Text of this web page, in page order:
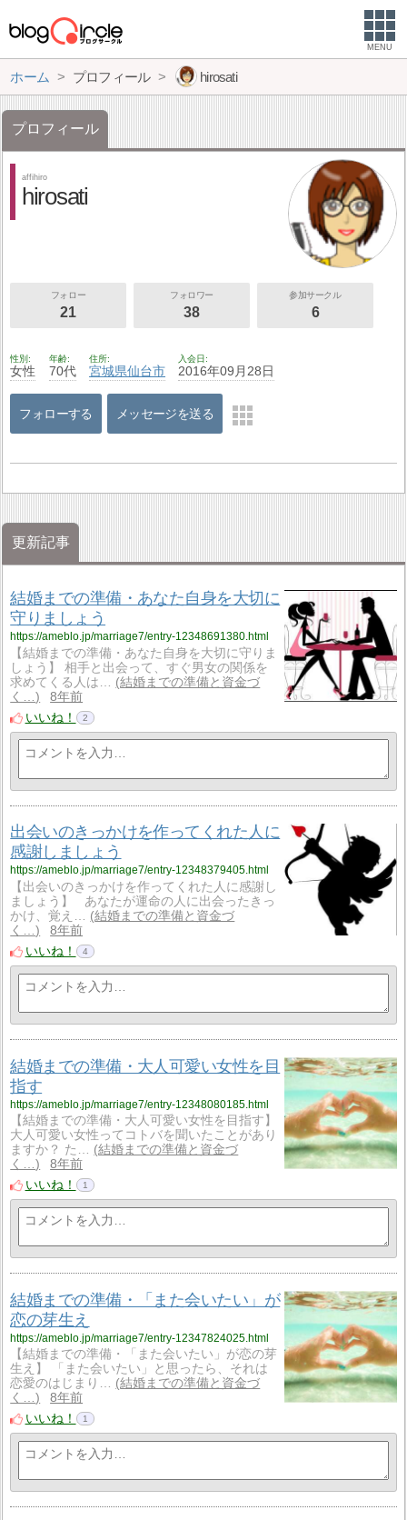
MENU
ホーム プロフィール hirosati
プロフィール
affihiro
hirosati
フォロー
21
フォロワー
38
参加サークル
6
性別
女性
年齢
70代
住所
宮城県仙台市
入会日
2016年09月28日
フォローする メッセージを送る
更新記事
結婚までの準備・あなた自身を大切に
守りましょう
https://ameblo.jp/marriage7/entry-12348691380.html
【結婚までの準備・あなた自身を大切に守りま
しょう】 相手と出会って、すぐ男女の関係を
求めてくる人は…
結婚までの準備と資金づ
く…
8年前
いいね！
2
出会いのきっかけを作ってくれた人に
感謝しましょう
https://ameblo.jp/marriage7/entry-12348379405.html
【出会いのきっかけを作ってくれた人に感謝し
ましょう】 あなたが運命の人に出会ったきっ
かけ、覚え…
結婚までの準備と資金づ
く…
8年前
いいね！
4
結婚までの準備・大人可愛い女性を目
指す
https://ameblo.jp/marriage7/entry-12348080185.html
【結婚までの準備・大人可愛い女性を目指す】
大人可愛い女性ってコトバを聞いたことがあり
ますか？ た…
結婚までの準備と資金づ
く…
8年前
いいね！
1
結婚までの準備・「また会いたい」が
恋の芽生え
https://ameblo.jp/marriage7/entry-12347824025.html
【結婚までの準備・「また会いたい」が恋の芽
生え】 「また会いたい」と思ったら、それは
恋愛のはじまり…
結婚までの準備と資金づ
く…
8年前
いいね！
1